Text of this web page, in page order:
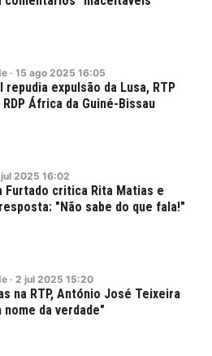
· 15 ago 2025 16:05
repudia expulsão da Lusa, RTP
África da Guiné-Bissau
jul 2025 16:02
Furtado critica Rita Matias e
"Não sabe do que fala!"
· 2 jul 2025 15:20
na RTP, António José Teixeira
nome da verdade"